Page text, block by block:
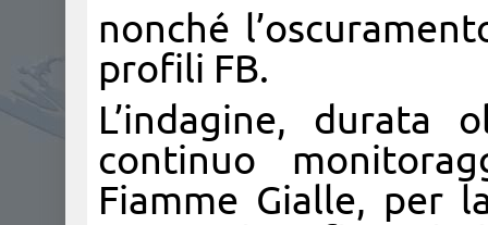
nonché
profili FB.
L’indagine,
continuo
Fiamme Gialle, per